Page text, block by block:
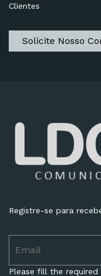
Clientes
Solicite Nosso
Registre-se para
Please fill the required